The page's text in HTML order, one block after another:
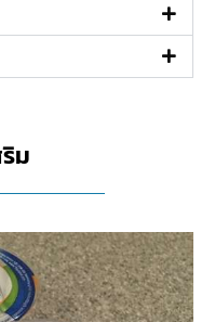
ม